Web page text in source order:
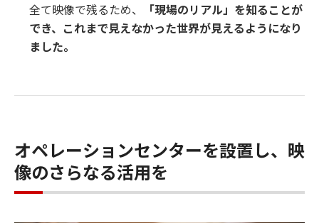
全て映像で残るため、
「現場のリアル」を知ることが
でき、これまで見えなかった世界が見えるようになり
ました。
オペレーションセンターを設置し、映
像のさらなる活用を